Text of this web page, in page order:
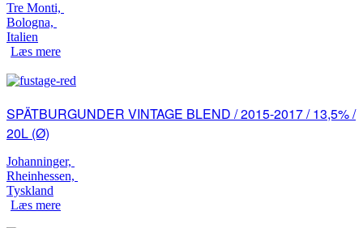
Tre Monti,
Bologna,
Italien
Læs mere
SPÄTBURGUNDER VINTAGE BLEND / 2015-2017 / 13,5% /
20L (Ø)
Johanninger,
Rheinhessen,
Tyskland
Læs mere